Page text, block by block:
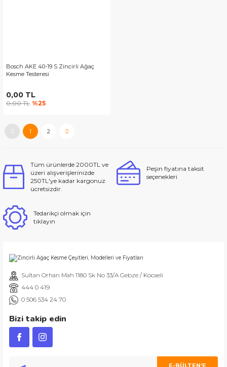
Bosch AKE 40-19 S Zincirli Ağaç
Kesme Testeresi
0,00 TL
0,00 TL %25
1 2
Tüm ürünlerde 2000TL ve
üzeri alışverişlerinizde
250TL'ye kadar kargonuz
ücretsizdir.
Peşin fiyatına taksit
seçenekleri
Tedarikçi olmak için
tıklayın
Sultan Orhan Mah 1180 Sk No 33/A Gebze / Kocaeli
444 0 419
0 506 534 24 70
Bizi takip edin
E-BÜLTEN’E